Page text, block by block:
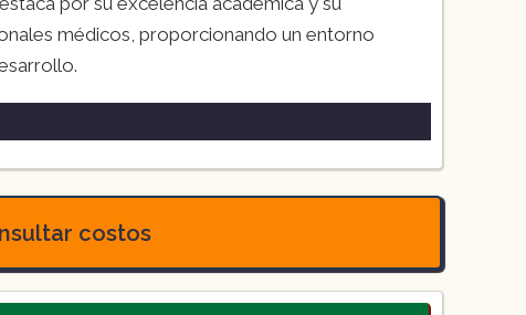
médicos, proporcionando un entorno
en Chiapas
costos